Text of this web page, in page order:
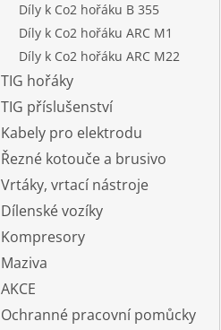
Díly k Co2 hořáku B 355
Díly k Co2 hořáku ARC M1
Díly k Co2 hořáku ARC M22
TIG hořáky
TIG příslušenství
Kabely pro elektrodu
Řezné kotouče a brusivo
Vrtáky, vrtací nástroje
Dílenské vozíky
Kompresory
Maziva
AKCE
Ochranné pracovní pomůcky